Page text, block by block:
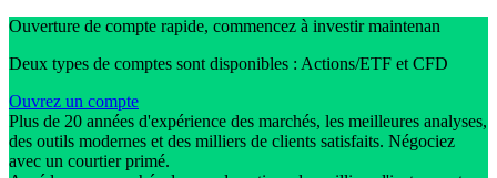
Ouverture de compte rapide, commencez à investir maintenan
Deux types de comptes sont disponibles : Actions/ETF et CFD
Ouvrez un compte
Plus de 20 années d'expérience des marchés, les meilleures analyses,
des outils modernes et des milliers de clients satisfaits. Négociez
avec un courtier primé.